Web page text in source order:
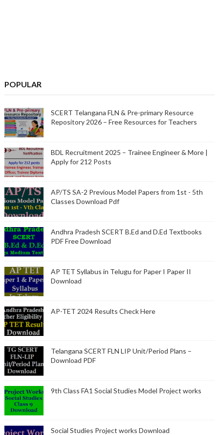
POPULAR
SCERT Telangana FLN & Pre-primary Resource
Repository 2026 – Free Resources for Teachers
BDL Recruitment 2025 – Trainee Engineer & More |
Apply for 212 Posts
AP/TS SA-2 Previous Model Papers from 1st - 5th
Classes Download Pdf
Andhra Pradesh SCERT B.Ed and D.Ed Textbooks
PDF Free Download
AP TET Syllabus in Telugu for Paper I Paper II
Download
AP-TET 2024 Results Check Here
Telangana SCERT FLN LIP Unit/Period Plans –
Download PDF
9th Class FA1 Social Studies Model Project works
Social Studies Project works Download